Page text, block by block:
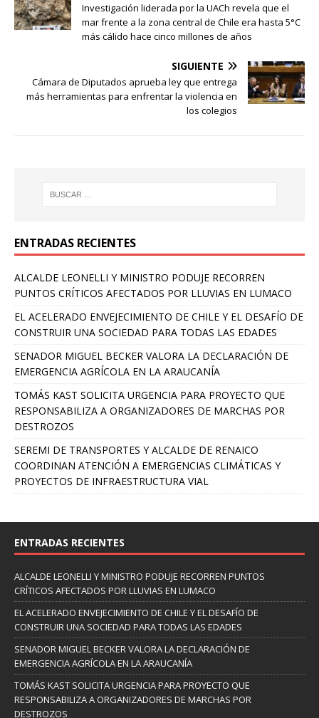
Investigación liderada por la UACh revela que el
mar frente a la zona central de Chile era hasta 5°C
más cálido hace cinco millones de años
SIGUIENTE
Cámara de Diputados aprueba ley que entrega
más herramientas para enfrentar la violencia en
los colegios
ENTRADAS RECIENTES
ALCALDE LEONELLI Y MINISTRO PODUJE RECORREN
PUNTOS CRÍTICOS AFECTADOS POR LLUVIAS EN LUMACO
EL ACELERADO ENVEJECIMIENTO DE CHILE Y EL DESAFÍO DE
CONSTRUIR UNA SOCIEDAD PARA TODAS LAS EDADES
SENADOR MIGUEL BECKER VALORA LA DECLARACIÓN DE
EMERGENCIA AGRÍCOLA EN LA ARAUCANÍA
TOMÁS KAST SOLICITA URGENCIA PARA PROYECTO QUE
RESPONSABILIZA A ORGANIZADORES DE MARCHAS POR
DESTROZOS
SEREMI DE TRANSPORTES Y ALCALDE DE RENAICO
COORDINAN ATENCIÓN A EMERGENCIAS CLIMÁTICAS Y
PROYECTOS DE INFRAESTRUCTURA VIAL
ENTRADAS RECIENTES
ALCALDE LEONELLI Y MINISTRO PODUJE RECORREN PUNTOS
CRÍTICOS AFECTADOS POR LLUVIAS EN LUMACO
EL ACELERADO ENVEJECIMIENTO DE CHILE Y EL DESAFÍO DE
CONSTRUIR UNA SOCIEDAD PARA TODAS LAS EDADES
SENADOR MIGUEL BECKER VALORA LA DECLARACIÓN DE
EMERGENCIA AGRÍCOLA EN LA ARAUCANÍA
TOMÁS KAST SOLICITA URGENCIA PARA PROYECTO QUE
RESPONSABILIZA A ORGANIZADORES DE MARCHAS POR
DESTROZOS